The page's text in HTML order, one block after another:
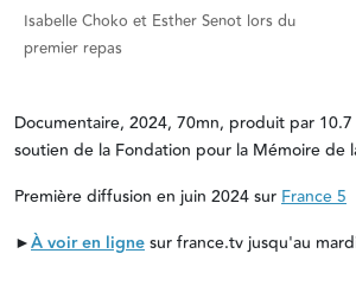
Isabelle Choko et Esther Senot lors du
premier repas
Documentaire, 2024, 70mn, produit par
soutien de la Fondation pour la Mémoire de
Première diffusion en juin 2024 surFrance 5
►À voir en lignesur france.tv jusqu'au